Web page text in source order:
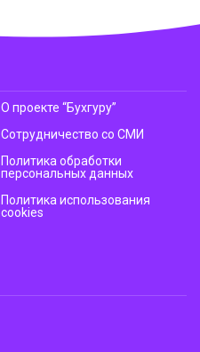
О проекте “Бухгуру”
Сотрудничество со СМИ
Политика обработки
персональных данных
Политика использования
cookies